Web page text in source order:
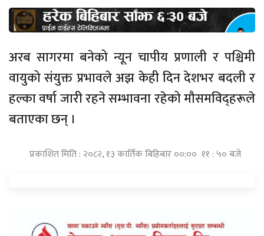
अरब सागरमा बनेको न्यून चापीय प्रणाली र पश्चिमी
वायुको संयुक्त प्रभावले अझ केही दिन देशभर बदली र
हल्का वर्षा जारी रहने सम्भावना रहेको मौसमविद्हरूले
बताएका छन् ।
प्रकाशित मिति : २०८२, १३ कार्तिक बिहिबार ००:०० ११ : ५० बजे